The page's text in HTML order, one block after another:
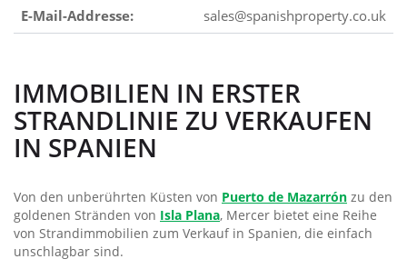
E-Mail-Addresse:
sales@spanishproperty.co.uk
IMMOBILIEN IN ERSTER
STRANDLINIE ZU VERKAUFEN
IN SPANIEN
Von den unberührten Küsten von Puerto de Mazarrón zu den
goldenen Stränden von Isla Plana, Mercer bietet eine Reihe
von Strandimmobilien zum Verkauf in Spanien, die einfach
unschlagbar sind.